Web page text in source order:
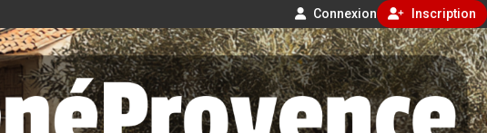
Connexion Inscription